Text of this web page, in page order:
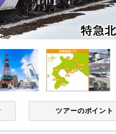
ツアーのポイント